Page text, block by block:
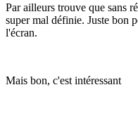
Par ailleurs trouve que sans
super mal définie. Juste bon
l'écran.
Mais bon, c'est intéressant